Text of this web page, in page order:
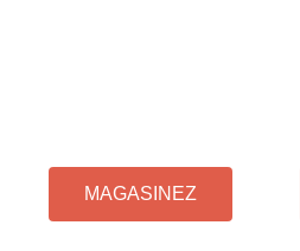
MAGASINEZ